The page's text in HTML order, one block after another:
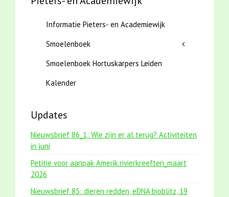
Informatie Pieters- en Academiewijk
Smoelenboek
Smoelenboek Hortuskarpers Leiden
Kalender
Updates
Nieuwsbrief 86_1: Wie zijn er al terug? Activiteiten
in juni
Petitie voor aanpak Amerik.rivierkreeften_maart
2026
Nieuwsbrief 85: dieren redden, eDNA bioblitz, 19